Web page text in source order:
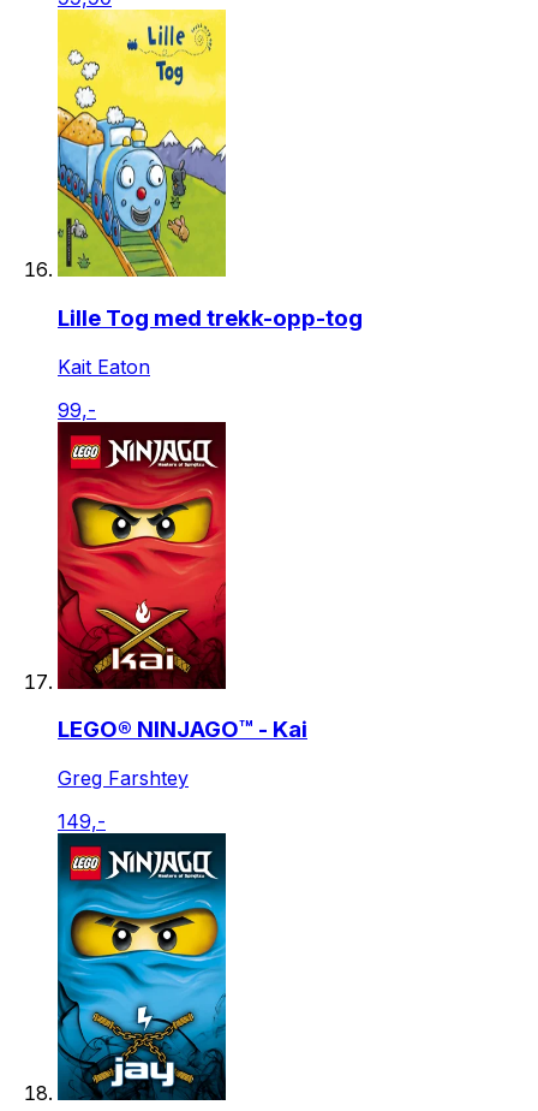
Lille Tog med trekk-opp-tog
Kait Eaton
99,-
LEGO® NINJAGO™ - Kai
Greg Farshtey
149,-